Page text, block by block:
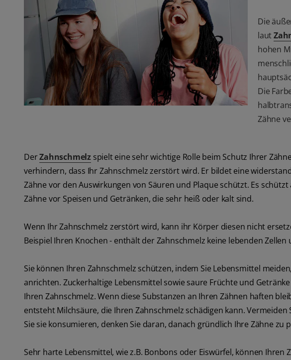
Die
laut
hohen
Die
Zähne
DerZahnschmelz spielt eine sehr wichtige Rolle beim Schutz Ihrer
verhindern, dass Ihr Zahnschmelz zerstört wird. Er bildet eine
Zähne vor den Auswirkungen von Säuren und Plaque schützt. Es
Zähne vor Speisen und Getränken, die sehr heiß oder kalt sind.
Wenn Ihr Zahnschmelz zerstört wird, kann ihr Körper diesen nicht
Beispiel Ihren Knochen - enthält der Zahnschmelz keine lebenden
Sie können Ihren Zahnschmelz schützen, indem Sie Lebensmittel
anrichten. Zuckerhaltige Lebensmittel sowie saure Früchte und
Ihren Zahnschmelz. Wenn diese Substanzen an Ihren Zähnen haften
entsteht Milchsäure, die Ihren Zahnschmelz schädigen kann.
Sie sie konsumieren, denken Sie daran, danach gründlich Ihre Zähne zu
Sehr harte Lebensmittel, wie z.B. Bonbons oder Eiswürfel, können Ihren